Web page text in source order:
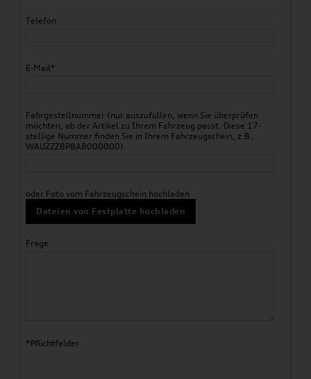
Telefon
E-Mail*
Fahrgestellnummer (nur auszufüllen, wenn Sie überprüfen
möchten, ob der Artikel zu Ihrem Fahrzeug passt. Diese 17-
stellige Nummer finden Sie in Ihrem Fahrzeugschein, z.B.
WAUZZZ8P8AB000000)
oder Foto vom Fahrzeugschein hochladen
Dateien von Festplatte hochladen
Frage
*Pflichtfelder